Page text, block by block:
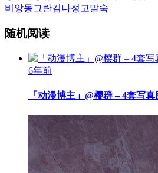
비앙동그란김나정 고말숙
随机阅读
6年前
「动漫博主」@樱群 – 4套写